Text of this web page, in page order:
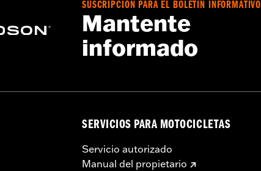
SUSCRIPCIÓN PARA EL BOLETÍN INFORMATIVO
Mantente
informado
SERVICIOS PARA MOTOCICLETAS
Servicio autorizado
Manual del propietario